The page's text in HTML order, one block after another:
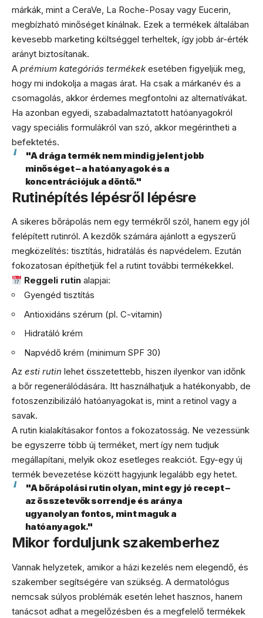
márkák, mint a CeraVe, La Roche-Posay vagy Eucerin,
megbízható minőséget kínálnak. Ezek a termékek általában
kevesebb marketing költséggel terheltek, így jobb ár-érték
arányt biztosítanak.
A prémium kategóriás termékek esetében figyeljük meg,
hogy mi indokolja a magas árat. Ha csak a márkanév és a
csomagolás, akkor érdemes megfontolni az alternatívákat.
Ha azonban egyedi, szabadalmaztatott hatóanyagokról
vagy speciális formulákról van szó, akkor megérintheti a
befektetés.
"A drága termék nem mindig jelent jobb
minőséget – a hatóanyagok és a
koncentrációjuk a döntő."
Rutinépítés lépésről lépésre
A sikeres bőrápolás nem egy termékről szól, hanem egy jól
felépített rutinról. A kezdők számára ajánlott a egyszerű
megközelítés: tisztítás, hidratálás és napvédelem. Ezután
fokozatosan építhetjük fel a rutint további termékekkel.
Reggeli rutin alapjai:
Gyengéd tisztítás
Antioxidáns szérum (pl. C-vitamin)
Hidratáló krém
Napvédő krém (minimum SPF 30)
Az esti rutin lehet összetettebb, hiszen ilyenkor van időnk
a bőr regenerálódására. Itt használhatjuk a hatékonyabb, de
fotoszenzibilizáló hatóanyagokat is, mint a retinol vagy a
savak.
A rutin kialakításakor fontos a fokozatosság. Ne vezessünk
be egyszerre több új terméket, mert így nem tudjuk
megállapítani, melyik okoz esetleges reakciót. Egy-egy új
termék bevezetése között hagyjunk legalább egy hetet.
"A bőrápolási rutin olyan, mint egy jó recept –
az összetevők sorrendje és aránya
ugyanolyan fontos, mint maguk a
hatóanyagok."
Mikor forduljunk szakemberhez
Vannak helyzetek, amikor a házi kezelés nem elegendő, és
szakember segítségére van szükség. A dermatológus
nemcsak súlyos problémák esetén lehet hasznos, hanem
tanácsot adhat a megelőzésben és a megfelelő termékek